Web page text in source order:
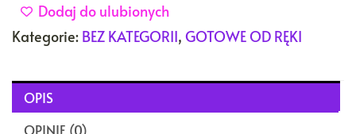
Dodaj do ulubionych
Kategorie: BEZ KATEGORII, GOTOWE OD RĘKI
OPIS
OPINIE (0)